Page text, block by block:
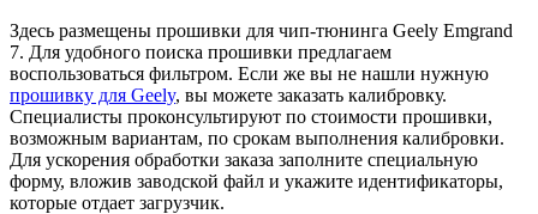
Здесь размещены прошивки для чип-тюнинга Geely Emgrand
7. Для удобного поиска прошивки предлагаем
воспользоваться фильтром. Если же вы не нашли нужную
прошивку для Geely, вы можете заказать калибровку.
Специалисты проконсультируют по стоимости прошивки,
возможным вариантам, по срокам выполнения калибровки.
Для ускорения обработки заказа заполните специальную
форму, вложив заводской файл и укажите идентификаторы,
которые отдает загрузчик.